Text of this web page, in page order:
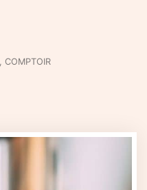
COMPTOIR